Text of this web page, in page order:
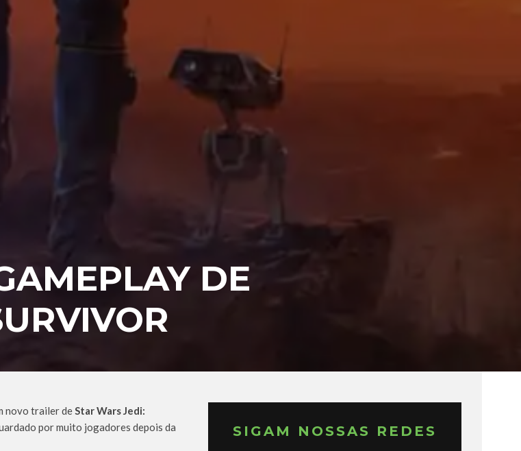
DE
novo trailer deStar Wars Jedi:
por muito jogadores depois da
SIGAM NOSSAS REDES